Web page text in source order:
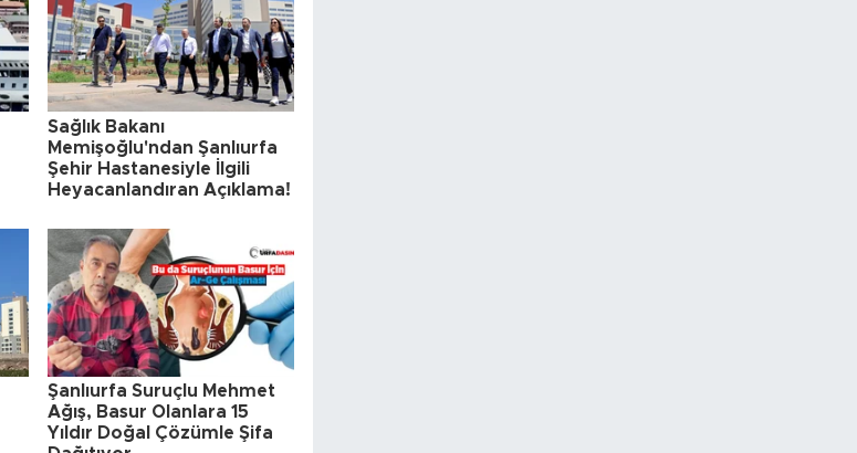
Sağlık Bakanı
Memişoğlu'ndan Şanlıurfa
Şehir Hastanesiyle İlgili
Heyacanlandıran Açıklama!
Şanlıurfa Suruçlu Mehmet
Ağış, Basur Olanlara 15
Yıldır Doğal Çözümle Şifa